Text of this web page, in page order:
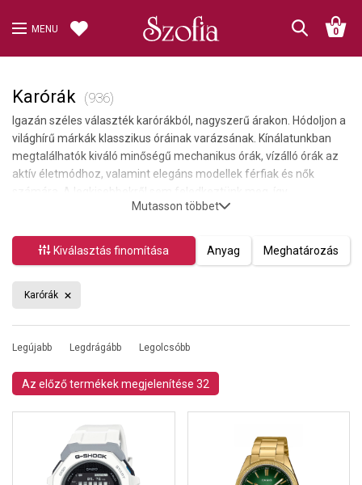
MENU 0
Karórák (936)
Igazán széles választék karórákból, nagyszerű árakon. Hódoljon a
világhírű márkák klasszikus óráinak varázsának. Kínálatunkban
megtalálhatók kiváló minőségű mechanikus órák, vízálló órák az
aktív életmódhoz, valamint elegáns modellek férfiak és nők
számára. A legkisebbekről sem feledkeztünk meg, így
gyermekórák is elérhetők nálunk.
Mutasson többet
Kiválasztás finomítása Anyag Meghatározás
Karórák
Legújabb Legdrágább Legolcsóbb
Az előző termékek megjelenítése 32